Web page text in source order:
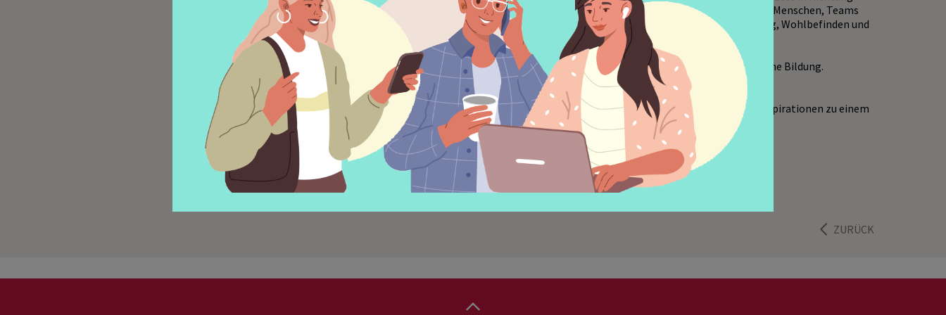
Nachhaltigkeit gestalten“. Seit über 20 Jahren begleitet sie Menschen, Teams
und Organisationen in Change-Prozessen hin zu mehr Erfolg, Wohlbefinden und
Nachhaltigkeit.
Gefördert von der Österreichischen Gesellschaft für Politische Bildung.
12:00 - 12:30
Infoveranstaltung zur Impulsreihe Experiment Zukunft - Inspirationen zu einem
WERT(E) vollen Leben
Birgit Prochazka
Einladungsplakat mit Details zum Download hier!
ZURÜCK